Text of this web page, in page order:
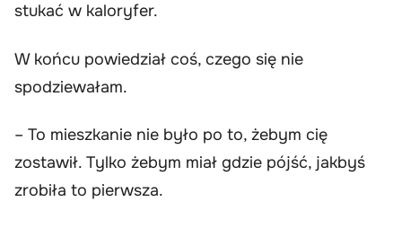
stukać w kaloryfer.
W końcu powiedział coś, czego się nie
spodziewałam.
– To mieszkanie nie było po to, żebym cię
zostawił. Tylko żebym miał gdzie pójść, jakbyś
zrobiła to pierwsza.